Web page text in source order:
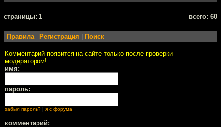
cтраницы: 1 всего: 60
Правила Регистрация Поиск
Комментарий появится на сайте только после проверки
модератором!
имя:
пароль:
забыл пароль? | я с форума
комментарий: